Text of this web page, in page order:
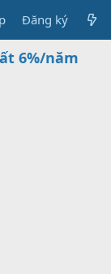
Đăng ký
6%/năm